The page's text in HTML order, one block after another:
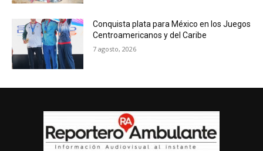
Conquista plata para México en los Juegos
Centroamericanos y del Caribe
7 agosto, 2026